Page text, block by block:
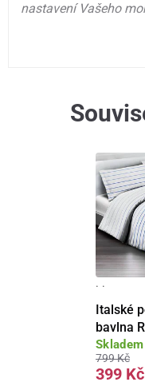
nastavení Vašeho
· ·
Italské
bavlna
Skladem
799 Kč
399 Kč